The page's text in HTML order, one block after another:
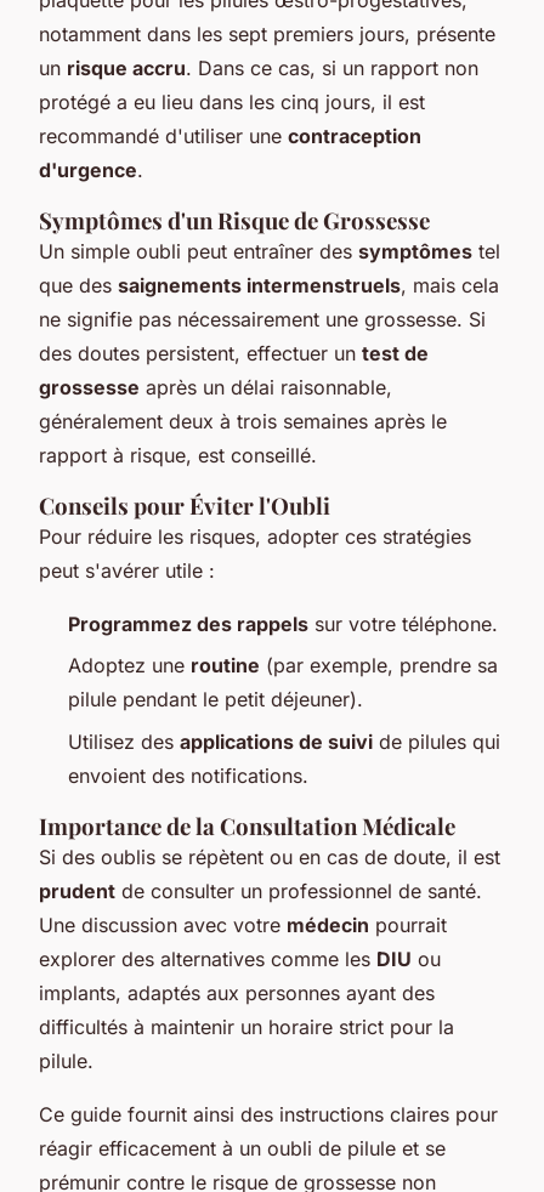
notamment dans les sept premiers jours, présente
un risque accru. Dans ce cas, si un rapport non
protégé a eu lieu dans les cinq jours, il est
recommandé d'utiliser une contraception
d'urgence.
Symptômes d'un Risque de Grossesse
Un simple oubli peut entraîner des symptômes tel
que des saignements intermenstruels, mais cela
ne signifie pas nécessairement une grossesse. Si
des doutes persistent, effectuer un test de
grossesse après un délai raisonnable,
généralement deux à trois semaines après le
rapport à risque, est conseillé.
Conseils pour Éviter l'Oubli
Pour réduire les risques, adopter ces stratégies
peut s'avérer utile :
Programmez des rappels sur votre téléphone.
Adoptez une routine (par exemple, prendre sa
pilule pendant le petit déjeuner).
Utilisez des applications de suivi de pilules qui
envoient des notifications.
Importance de la Consultation Médicale
Si des oublis se répètent ou en cas de doute, il est
prudent de consulter un professionnel de santé.
Une discussion avec votre médecin pourrait
explorer des alternatives comme les DIU ou
implants, adaptés aux personnes ayant des
difficultés à maintenir un horaire strict pour la
pilule.
Ce guide fournit ainsi des instructions claires pour
réagir efficacement à un oubli de pilule et se
prémunir contre le risque de grossesse non